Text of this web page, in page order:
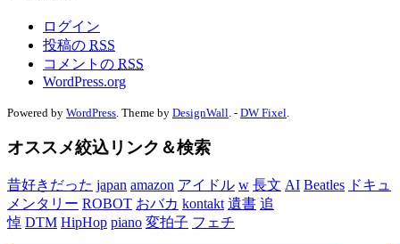
ログイン
投稿の RSS
コメントの RSS
WordPress.org
Powered by WordPress . Theme by DesignWall . - DW Fixel
オススメ絞込リンク＆検索
昔好きだった japan amazon アイドル w 長文 AI Beatles ドキュ
メンタリー ROBOT おバカ kontakt 遺書 追
悼 DTM HipHop piano 変拍子 フェチ